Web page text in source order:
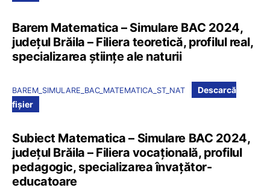
Barem Matematica – Simulare BAC 2024,
județul Brăila – Filiera teoretică, profilul real,
specializarea științe ale naturii
BAREM_SIMULARE_BAC_MATEMATICA_ST_NAT
Descarcă
fișier
Subiect Matematica – Simulare BAC 2024,
județul Brăila – Filiera vocațională, profilul
pedagogic, specializarea învațător-
educatoare